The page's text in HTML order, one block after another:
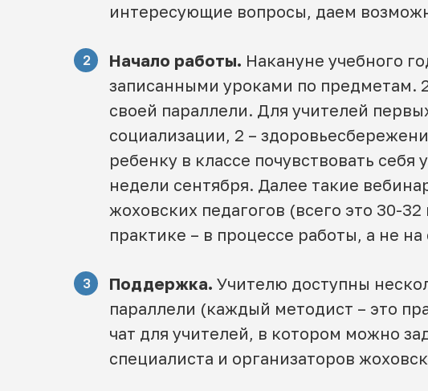
интересующие вопросы, даем
2 Начало работы. Накануне учебного
записанными уроками по предметам.
своей параллели. Для учителей
социализации, 2 –
ребенку в классе почувствовать
недели сентября. Далее такие
жоховских педагогов (всего это 30-
практике – в процессе работы, а не
3 Поддержка. Учителю доступны
параллели (каждый методист – это
чат для учителей, в котором можно
специалиста и организаторов